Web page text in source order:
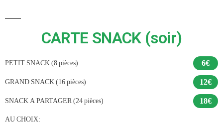
CARTE SNACK (soir)
PETIT SNACK (8 pièces) 6€
GRAND SNACK (16 pièces) 12€
SNACK A PARTAGER (24 pièces) 18€
AU CHOIX: